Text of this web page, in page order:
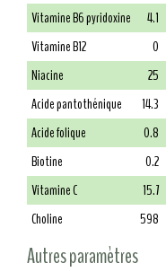
Vitamine B6 pyridoxine 4.1
Vitamine B12
0
Niacine
25
Acide pantothénique
14.3
Acide folique
0.8
Biotine
0.2
Vitamine C
15.7
Choline
598
Autres paramètres